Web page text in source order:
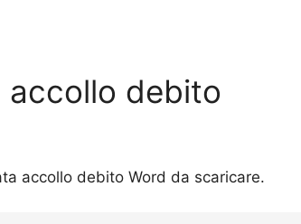
debito
accollo debito Word da scaricare.